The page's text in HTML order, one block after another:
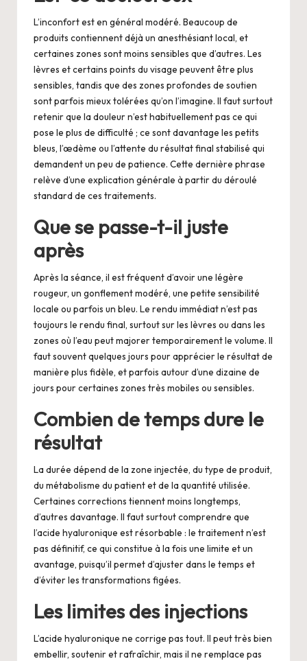
L’inconfort est en général modéré. Beaucoup de
produits contiennent déjà un anesthésiant local, et
certaines zones sont moins sensibles que d’autres. Les
lèvres et certains points du visage peuvent être plus
sensibles, tandis que des zones profondes de soutien
sont parfois mieux tolérées qu’on l’imagine. Il faut surtout
retenir que la douleur n’est habituellement pas ce qui
pose le plus de difficulté ; ce sont davantage les petits
bleus, l’œdème ou l’attente du résultat final stabilisé qui
demandent un peu de patience. Cette dernière phrase
relève d’une explication générale à partir du déroulé
standard de ces traitements.
Que se passe-t-il juste
après
Après la séance, il est fréquent d’avoir une légère
rougeur, un gonflement modéré, une petite sensibilité
locale ou parfois un bleu. Le rendu immédiat n’est pas
toujours le rendu final, surtout sur les lèvres ou dans les
zones où l’eau peut majorer temporairement le volume. Il
faut souvent quelques jours pour apprécier le résultat de
manière plus fidèle, et parfois autour d’une dizaine de
jours pour certaines zones très mobiles ou sensibles.
Combien de temps dure le
résultat
La durée dépend de la zone injectée, du type de produit,
du métabolisme du patient et de la quantité utilisée.
Certaines corrections tiennent moins longtemps,
d’autres davantage. Il faut surtout comprendre que
l’acide hyaluronique est résorbable : le traitement n’est
pas définitif, ce qui constitue à la fois une limite et un
avantage, puisqu’il permet d’ajuster dans le temps et
d’éviter les transformations figées.
Les limites des injections
L’acide hyaluronique ne corrige pas tout. Il peut très bien
embellir, soutenir et rafraîchir, mais il ne remplace pas